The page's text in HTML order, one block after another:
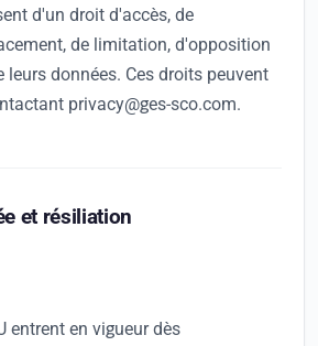
d'un droit d'accès, de
de limitation, d'opposition
leurs données. Ces droits peuvent
privacy@ges-sco.com.
et résiliation
entrent en vigueur dès